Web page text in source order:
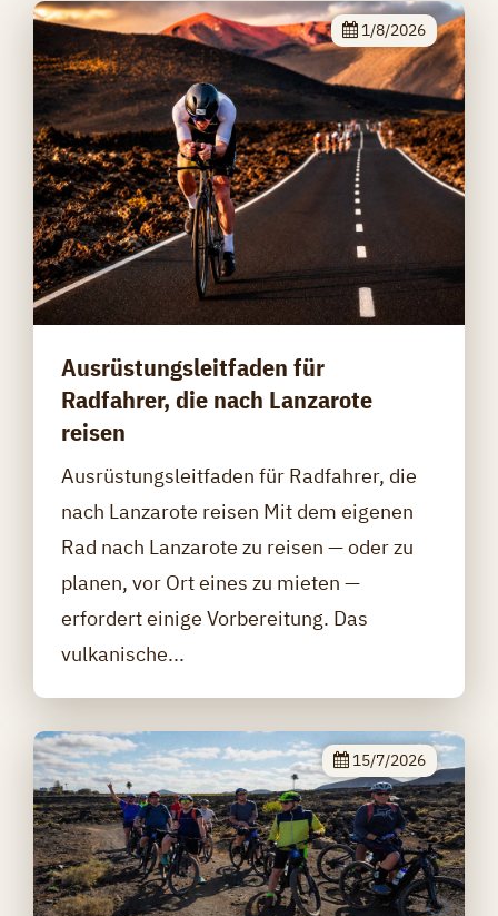
1/8/2026
Ausrüstungsleitfaden für
Radfahrer, die nach Lanzarote
reisen
Ausrüstungsleitfaden für Radfahrer, die
nach Lanzarote reisen Mit dem eigenen
Rad nach Lanzarote zu reisen — oder zu
planen, vor Ort eines zu mieten —
erfordert einige Vorbereitung. Das
vulkanische...
15/7/2026